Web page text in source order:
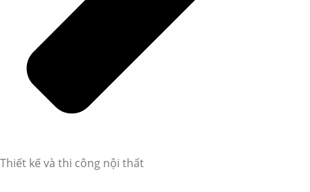
Thiết kế và thi công nội thất